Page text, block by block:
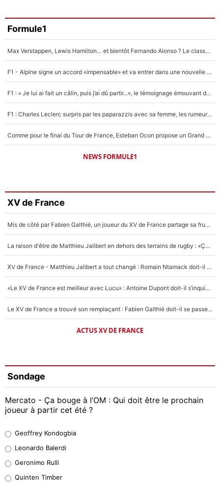
Formule1
Max Verstappen, Lewis Hamilton… et bientôt Fernando Alonso ? Le classement des pilotes les mieux payés en Formule 1 risque de changer !
F1 - Alpine signe un accord «impensable» et va entrer dans une nouvelle dimension : Grande nouvelle pour Pierre Gasly !
F1 : « Je lui ai fait un câlin, puis j’ai dû partir...», le témoignage émouvant de Max Verstappen sur sa fille
F1 : Charles Leclerc surpris par les paparazzis avec sa femme, les rumeurs étaient vraies !
Comme pour le final du Tour de France, Esteban Ocon propose un Grand Prix de Formule 1 à Paris : «Autour de l’Arc de Triomphe, ce serait génial» !
NEWS FORMULE1
XV de France
Mis de côté par Fabien Galthié, un joueur du XV de France partage sa frustration : «ils ne me l’ont pas dit tout de suite»
La raison d'être de Matthieu Jalibert en dehors des terrains de rugby : «Ça m'atteint autant que si tu touches à un membre de ma famille»
XV de France - Matthieu Jalibert a tout changé : Romain Ntamack doit-il s’inquiéter pour sa place à un an de la Coupe du monde ?
«Le XV de France est meilleur avec Lucu» : Antoine Dupont doit-il s’inquiéter pour sa place ?
Le XV de France a trouvé son remplaçant : Fabien Galthié doit-il se passer d'Antoine Dupont ?
ACTUS XV DE FRANCE
Sondage
Mercato - Ça bouge à l’OM : Qui doit être le prochain
joueur à partir cet été ?
38%
32%
Geoffrey Kondogbia
Leonardo Balerdi
Geronimo Rulli
Quinten Timber